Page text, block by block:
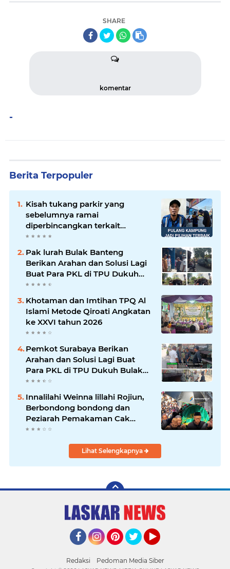
SHARE
komentar
-
Berita Terpopuler
Kisah tukang parkir yang
sebelumnya ramai
diperbincangkan terkait
persoalan parkir gratis di
sebuah minimarket di Bekasi
kini memasuki babak baru.
Pak lurah Bulak Banteng
Berikan Arahan dan Solusi Lagi
Buat Para PKL di TPU Dukuh
Bulak Banteng Surabaya
Khotaman dan Imtihan TPQ Al
Islami Metode Qiroati Angkatan
ke XXVI tahun 2026
Pemkot Surabaya Berikan
Arahan dan Solusi Lagi Buat
Para PKL di TPU Dukuh Bulak
Banteng Surabaya
Innalilahi Weinna lillahi Rojiun,
Berbondong bondong dan
Peziarah Pemakaman Cak
Soleh.
Lihat Selengkapnya
Redaksi Pedoman Media Siber